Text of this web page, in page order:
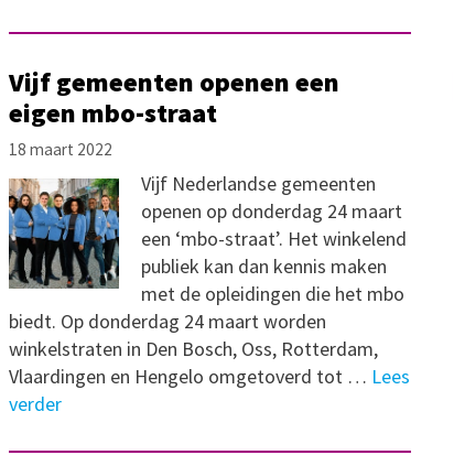
Vijf gemeenten openen een
eigen mbo-straat
18 maart 2022
Vijf Nederlandse gemeenten
openen op donderdag 24 maart
een ‘mbo-straat’. Het winkelend
publiek kan dan kennis maken
met de opleidingen die het mbo
biedt. Op donderdag 24 maart worden
winkelstraten in Den Bosch, Oss, Rotterdam,
Vlaardingen en Hengelo omgetoverd tot … Lees
verder